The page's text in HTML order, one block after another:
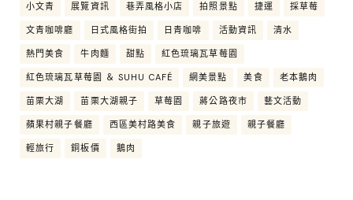
小文青 展覽資訊 巷弄風格小店 拍照景點 捷運 採草莓
文青咖啡廳 日式風格街拍 日青咖啡 活動資訊 清水
熱門美食 牛肉麵 甜點 紅色琉璃瓦草莓園
紅色琉璃瓦草莓園 ＆ SUHU CAFÉ 網美景點 美食 老本鵝肉
苗栗大湖 苗栗大湖親子 草莓園 蔣公路夜市 藝文活動
蘋果村親子餐廳 西區美村路美食 親子旅遊 親子餐廳
輕旅行 銅板價 鵝肉